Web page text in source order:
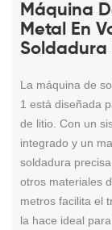
Máquina
Metal En
Soldadura
La máquina de
1 está diseñada
de litio. Con un
integrado y un
soldadura
otros materiales
metros facilita el
la hace ideal